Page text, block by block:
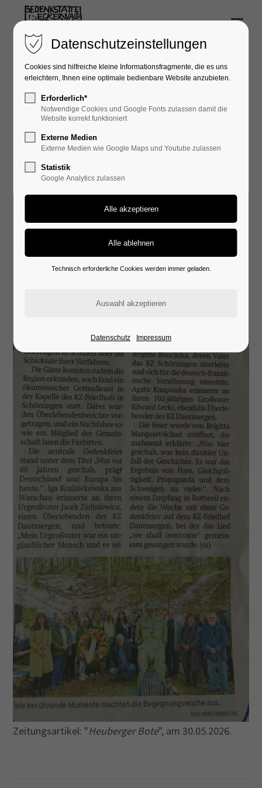
Login
Passwort
Anmelden
Lost your password?
Lorem ipsum dolor sit amet:
We offer support for our customers
Mon - Fri 8:00am - 5:00pm(GMT +1)
Get in touch
Cybersteel Inc.
376-293 City Road, Suite 600
San Francisco, CA 94102
Have any questions?
+44 1234 567 890
info@yourdomain.com
About us
Lorem ipsum dolor sit amet, consectetuer
adipiscing elit.
Aenean commodo ligula eget dolor. Aenean massa.
Cum sociis natoque penatibus et magnis dis
parturient montes, nascetur ridiculus mus. Donec
Menu
30.05.2026 21:08
Zeitungsartikel: "Heuberger Bote", am 30.05.2026.
Datenschutzeinstellungen
Cookies sind hilfreiche kleine Informationsfragmente, die es uns
erleichtern, Ihnen eine optimale bedienbare Website anzubieten.
Erforderlich*
Notwendige Cookies und Google Fonts zulassen damit die
Website korrekt funktioniert
Externe Medien
Externe Medien wie Google Maps und Youtube zulassen
Statistik
Google Analytics zulassen
Technisch erforderliche Cookies werden immer geladen.
Datenschutz Impressum